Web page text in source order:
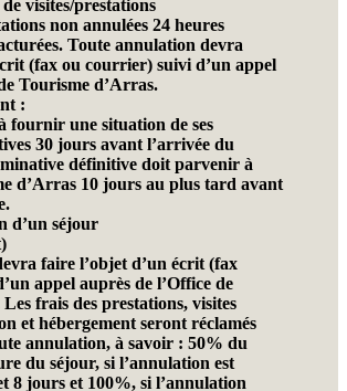
visites/prestations
non annulées 24 heures
Toute annulation devra
(fax ou courrier) suivi d’un appel
Tourisme d’Arras.
:
fournir une situation de ses
30 jours avant l’arrivée du
définitive doit parvenir à
d’Arras 10 jours au plus tard avant
d’un séjour
faire l’objet d’un écrit (fax
appel auprès de l’Office de
frais des prestations, visites
et hébergement seront réclamés
annulation, à savoir : 50% du
du séjour, si l’annulation est
8 jours et 100%, si l’annulation